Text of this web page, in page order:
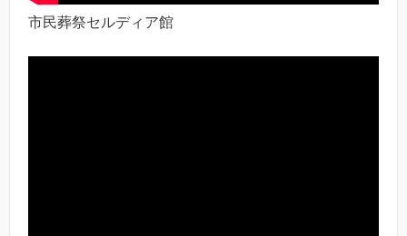
市民葬祭セルディア館